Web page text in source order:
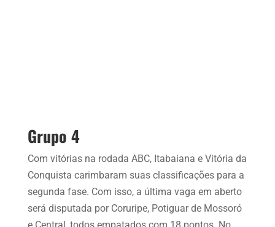
Grupo 4
Com vitórias na rodada ABC, Itabaiana e Vitória da
Conquista carimbaram suas classificações para a
segunda fase. Com isso, a última vaga em aberto
será disputada por Coruripe, Potiguar de Mossoró
e Central, todos empatados com 18 pontos. No